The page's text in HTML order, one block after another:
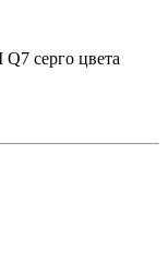
серго цвета